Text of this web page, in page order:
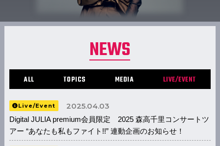
NEWS
ALL TOPICS MEDIA LIVE/EVENT
Live/Event 2025.04.03
Digital JULIA premium会員限定 2025 森高千里コンサートツ
アー “あなたも私もファイト!!” 連動企画のお知らせ！